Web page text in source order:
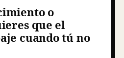
o
que el
cuando tú no